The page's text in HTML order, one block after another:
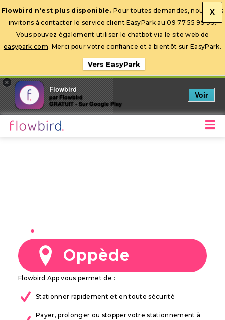
Ouvrir la barre d’outils
X
Flowbird n'est plus disponible. Pour toutes demandes, nous vous
invitons à contacter le service client EasyPark au 09 77 55 99 99.
Vous pouvez également utiliser le chatbot via le site web de
easypark.com. Merci pour votre confiance et à bientôt sur EasyPark.
Vers EasyPark
×
Flowbird
par Flowbird
GRATUIT - Sur Google Play
Voir
Oppède
Flowbird App vous permet de :
Stationner rapidement et en toute sécurité
Payer, prolonger ou stopper votre stationnement à